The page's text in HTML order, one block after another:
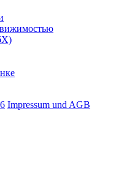
Impressum und AGB